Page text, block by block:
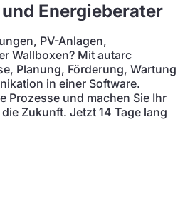
Energieberater
PV-Anlagen,
Wallboxen? Mit autarc
Planung, Förderung, Wartung
in einer Software.
Prozesse und machen Sie Ihr
Zukunft. Jetzt 14 Tage lang